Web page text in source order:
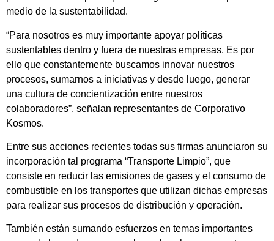
medio de la sustentabilidad.
“Para nosotros es muy importante apoyar políticas
sustentables dentro y fuera de nuestras empresas. Es por
ello que constantemente buscamos innovar nuestros
procesos, sumarnos a iniciativas y desde luego, generar
una cultura de concientización entre nuestros
colaboradores”, señalan representantes de Corporativo
Kosmos.
Entre sus acciones recientes todas sus firmas anunciaron su
incorporación tal programa “Transporte Limpio”, que
consiste en reducir las emisiones de gases y el consumo de
combustible en los transportes que utilizan dichas empresas
para realizar sus procesos de distribución y operación.
También están sumando esfuerzos en temas importantes